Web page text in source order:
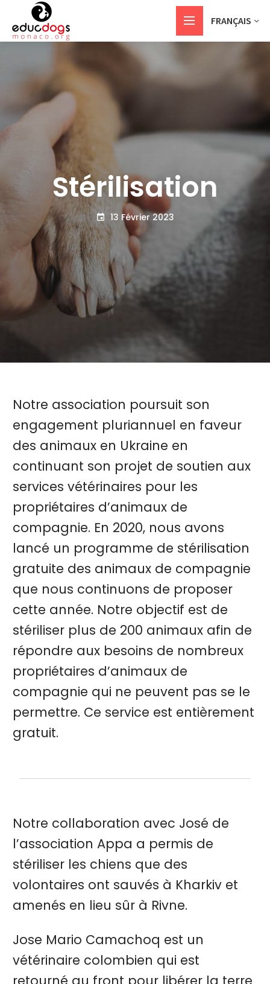
FRANÇAIS
Stérilisation

 13 Février 2023
Notre association poursuit son
engagement pluriannuel en faveur
des animaux en Ukraine en
continuant son projet de soutien aux
services vétérinaires pour les
propriétaires d’animaux de
compagnie. En 2020, nous avons
lancé un programme de stérilisation
gratuite des animaux de compagnie
que nous continuons de proposer
cette année. Notre objectif est de
stériliser plus de 200 animaux afin de
répondre aux besoins de nombreux
propriétaires d’animaux de
compagnie qui ne peuvent pas se le
permettre. Ce service est entièrement
gratuit.
Notre collaboration avec José de
l’association Appa a permis de
stériliser les chiens que des
volontaires ont sauvés à Kharkiv et
amenés en lieu sûr à Rivne.
Jose Mario Camachoq est un
vétérinaire colombien qui est